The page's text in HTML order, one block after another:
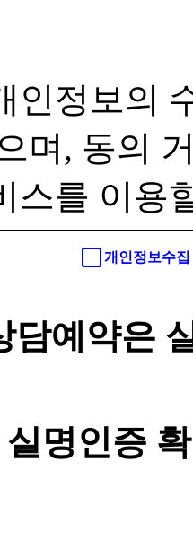
인정보의
며, 동의
스를 이용
개인정보수
담예약은
실명인증